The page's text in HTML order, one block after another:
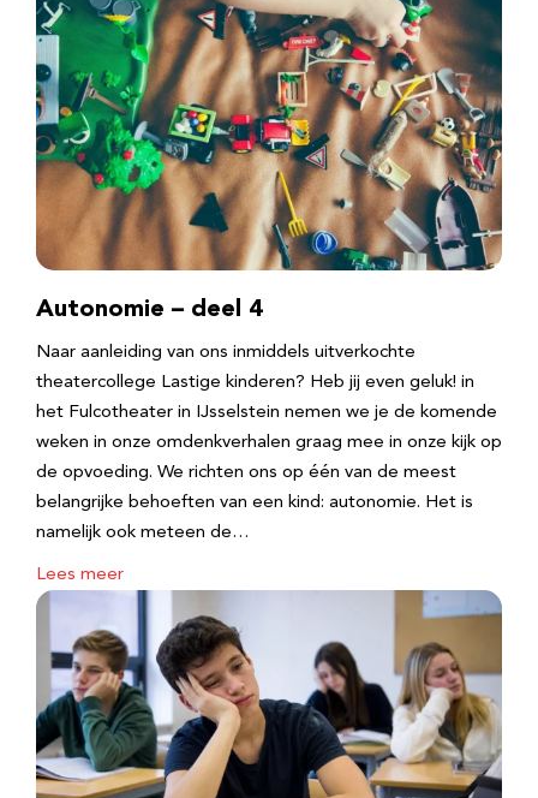
Autonomie – deel 4
Naar aanleiding van ons inmiddels uitverkochte
theatercollege Lastige kinderen? Heb jij even geluk! in
het Fulcotheater in IJsselstein nemen we je de komende
weken in onze omdenkverhalen graag mee in onze kijk op
de opvoeding. We richten ons op één van de meest
belangrijke behoeften van een kind: autonomie. Het is
namelijk ook meteen de…
Lees meer